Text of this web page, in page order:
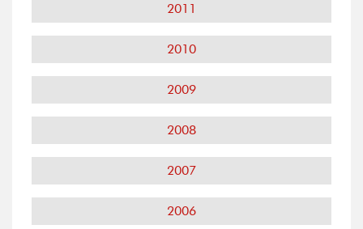
2011
2010
2009
2008
2007
2006